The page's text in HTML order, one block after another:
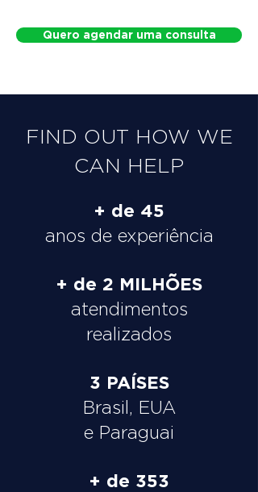
Quero agendar uma consulta
FIND OUT HOW WE
CAN HELP
+ de 45
anos de experiência
+ de 2 MILHÕES
atendimentos
realizados
3 PAÍSES
Brasil, EUA
e Paraguai
+ de 353